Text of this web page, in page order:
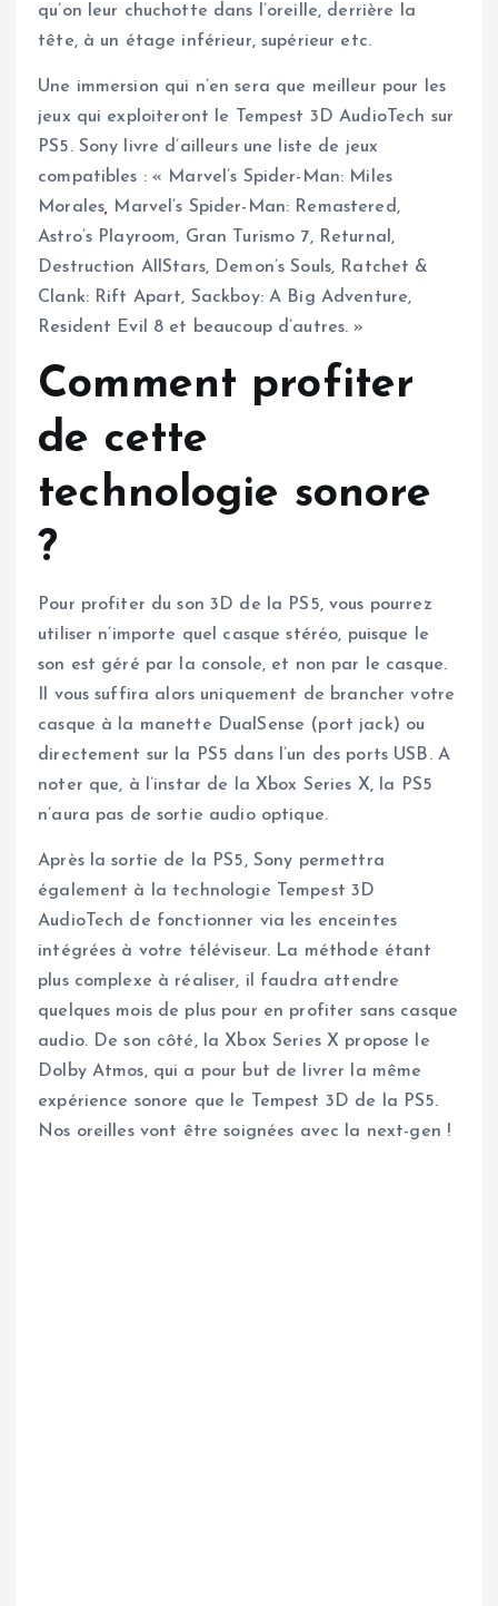
qu’on leur chuchotte dans l’oreille, derrière la
tête, à un étage inférieur, supérieur etc.
Une immersion qui n’en sera que meilleur pour les
jeux qui exploiteront le Tempest 3D AudioTech sur
PS5. Sony livre d’ailleurs une liste de jeux
compatibles : « Marvel’s Spider-Man: Miles
Morales
Marvel’s Spider-Man: Remastered,
Astro’s Playroom, Gran Turismo 7, Returnal,
Destruction AllStars, Demon’s Souls, Ratchet &
Clank: Rift Apart, Sackboy: A Big Adventure,
Resident Evil 8 et beaucoup d’autres. »
Comment profiter
de cette
technologie sonore
?
Pour profiter du son 3D de la PS5, vous pourrez
utiliser n’importe quel casque stéréo, puisque le
son est géré par la console, et non par le casque.
Il vous suffira alors uniquement de brancher votre
casque à la manette DualSense (port jack) ou
directement sur la PS5 dans l’un des ports USB. A
noter que, à l’instar de la Xbox Series X, la PS5
n’aura pas de sortie audio optique.
Après la sortie de la PS5, Sony permettra
également à la technologie Tempest 3D
AudioTech de fonctionner via les enceintes
intégrées à votre téléviseur. La méthode étant
plus complexe à réaliser, il faudra attendre
quelques mois de plus pour en profiter sans casque
audio. De son côté, la Xbox Series X propose le
Dolby Atmos, qui a pour but de livrer la même
expérience sonore que le Tempest 3D de la PS5.
Nos oreilles vont être soignées avec la next-gen !